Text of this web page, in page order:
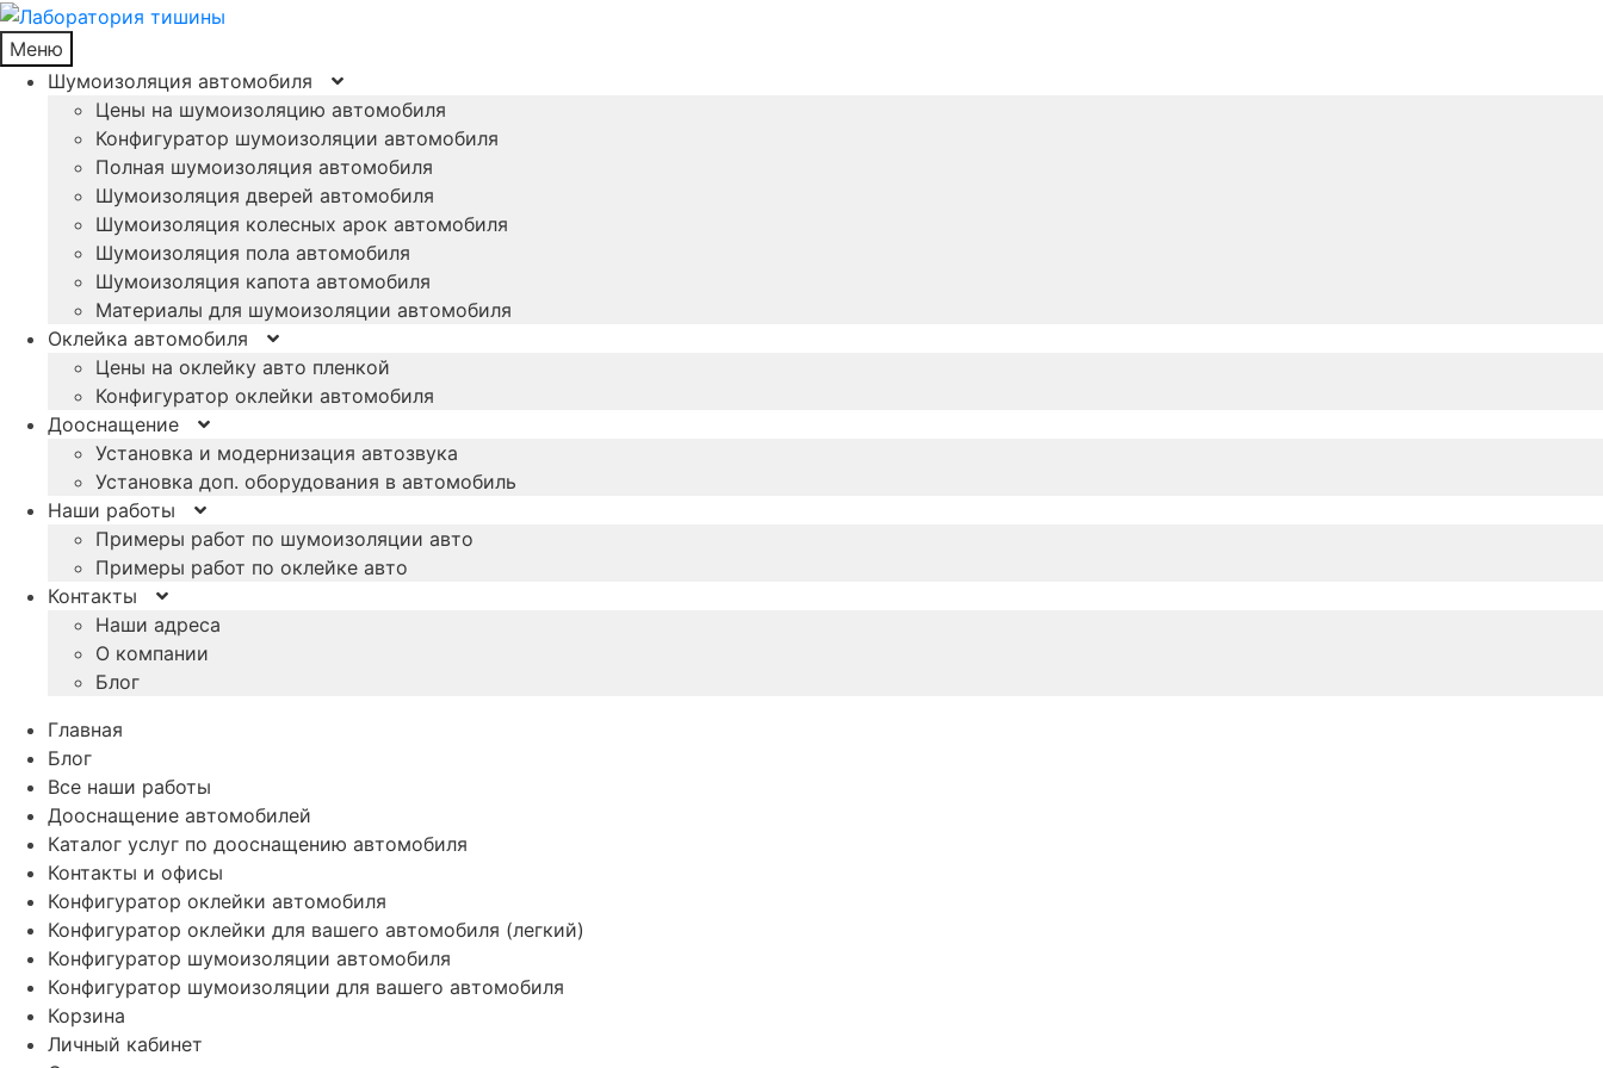
Меню
Шумоизоляция автомобиля
Цены на шумоизоляцию автомобиля
Конфигуратор шумоизоляции автомобиля
Полная шумоизоляция автомобиля
Шумоизоляция дверей автомобиля
Шумоизоляция колесных арок автомобиля
Шумоизоляция пола автомобиля
Шумоизоляция капота автомобиля
Материалы для шумоизоляции автомобиля
Оклейка автомобиля
Цены на оклейку авто пленкой
Конфигуратор оклейки автомобиля
Дооснащение
Установка и модернизация автозвука
Установка доп. оборудования в автомобиль
Наши работы
Примеры работ по шумоизоляции авто
Примеры работ по оклейке авто
Контакты
Наши адреса
О компании
Блог
Главная
Блог
Все наши работы
Дооснащение автомобилей
Каталог услуг по дооснащению автомобиля
Контакты и офисы
Конфигуратор оклейки автомобиля
Конфигуратор оклейки для вашего автомобиля (легкий)
Конфигуратор шумоизоляции автомобиля
Конфигуратор шумоизоляции для вашего автомобиля
Корзина
Личный кабинет